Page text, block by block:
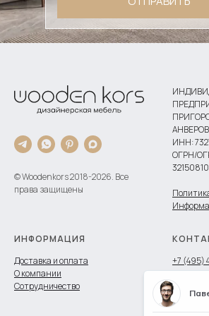
© Woodenkors 2018-2026. Все
права защищены
ИНН:
ОГРН/
ИНФОРМАЦИЯ
Доставка и оплата
О компании
Сотрудничество
+7 (495)
г. Москва
ТЦ
ул.